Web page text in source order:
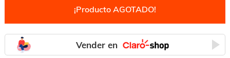
¡Producto AGOTADO!
Vender en